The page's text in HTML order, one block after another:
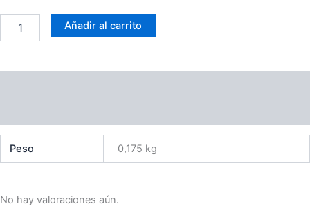
Añadir al carrito
Peso 0,175 kg
No hay valoraciones aún.